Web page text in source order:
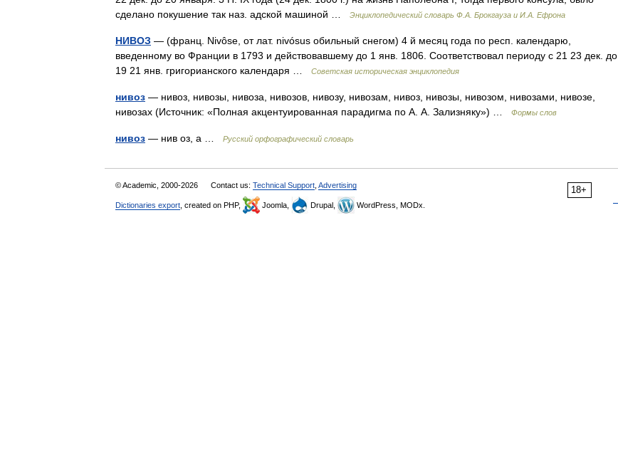
сделано покушение так наз. адской машиной …
Энциклопедический словарь Ф.А. Брокгауза и И.А. Ефрона
НИВОЗ — (франц. Nivôse, от лат. nivósus обильный снегом) 4 й месяц года по респ. календарю,
введенному во Франции в 1793 и действовавшему до 1 янв. 1806. Соответствовал периоду с 21 23 дек. до
19 21 янв. григорианского календаря …
Советская историческая энциклопедия
нивоз — нивоз, нивозы, нивоза, нивозов, нивозу, нивозам, нивоз, нивозы, нивозом, нивозами, нивозе,
нивозах (Источник: «Полная акцентуированная парадигма по А. А. Зализняку») …
Формы слов
нивоз — нив оз, а … Русский орфографический словарь
18+
© Academic, 2000-2026 Contact us: Technical Support Advertising
Dictionaries export , created on PHP, Joomla, Drupal, WordPress, MODx.